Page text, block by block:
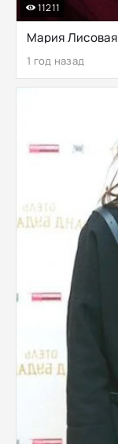
Мария Лисовая
1 год назад
11211